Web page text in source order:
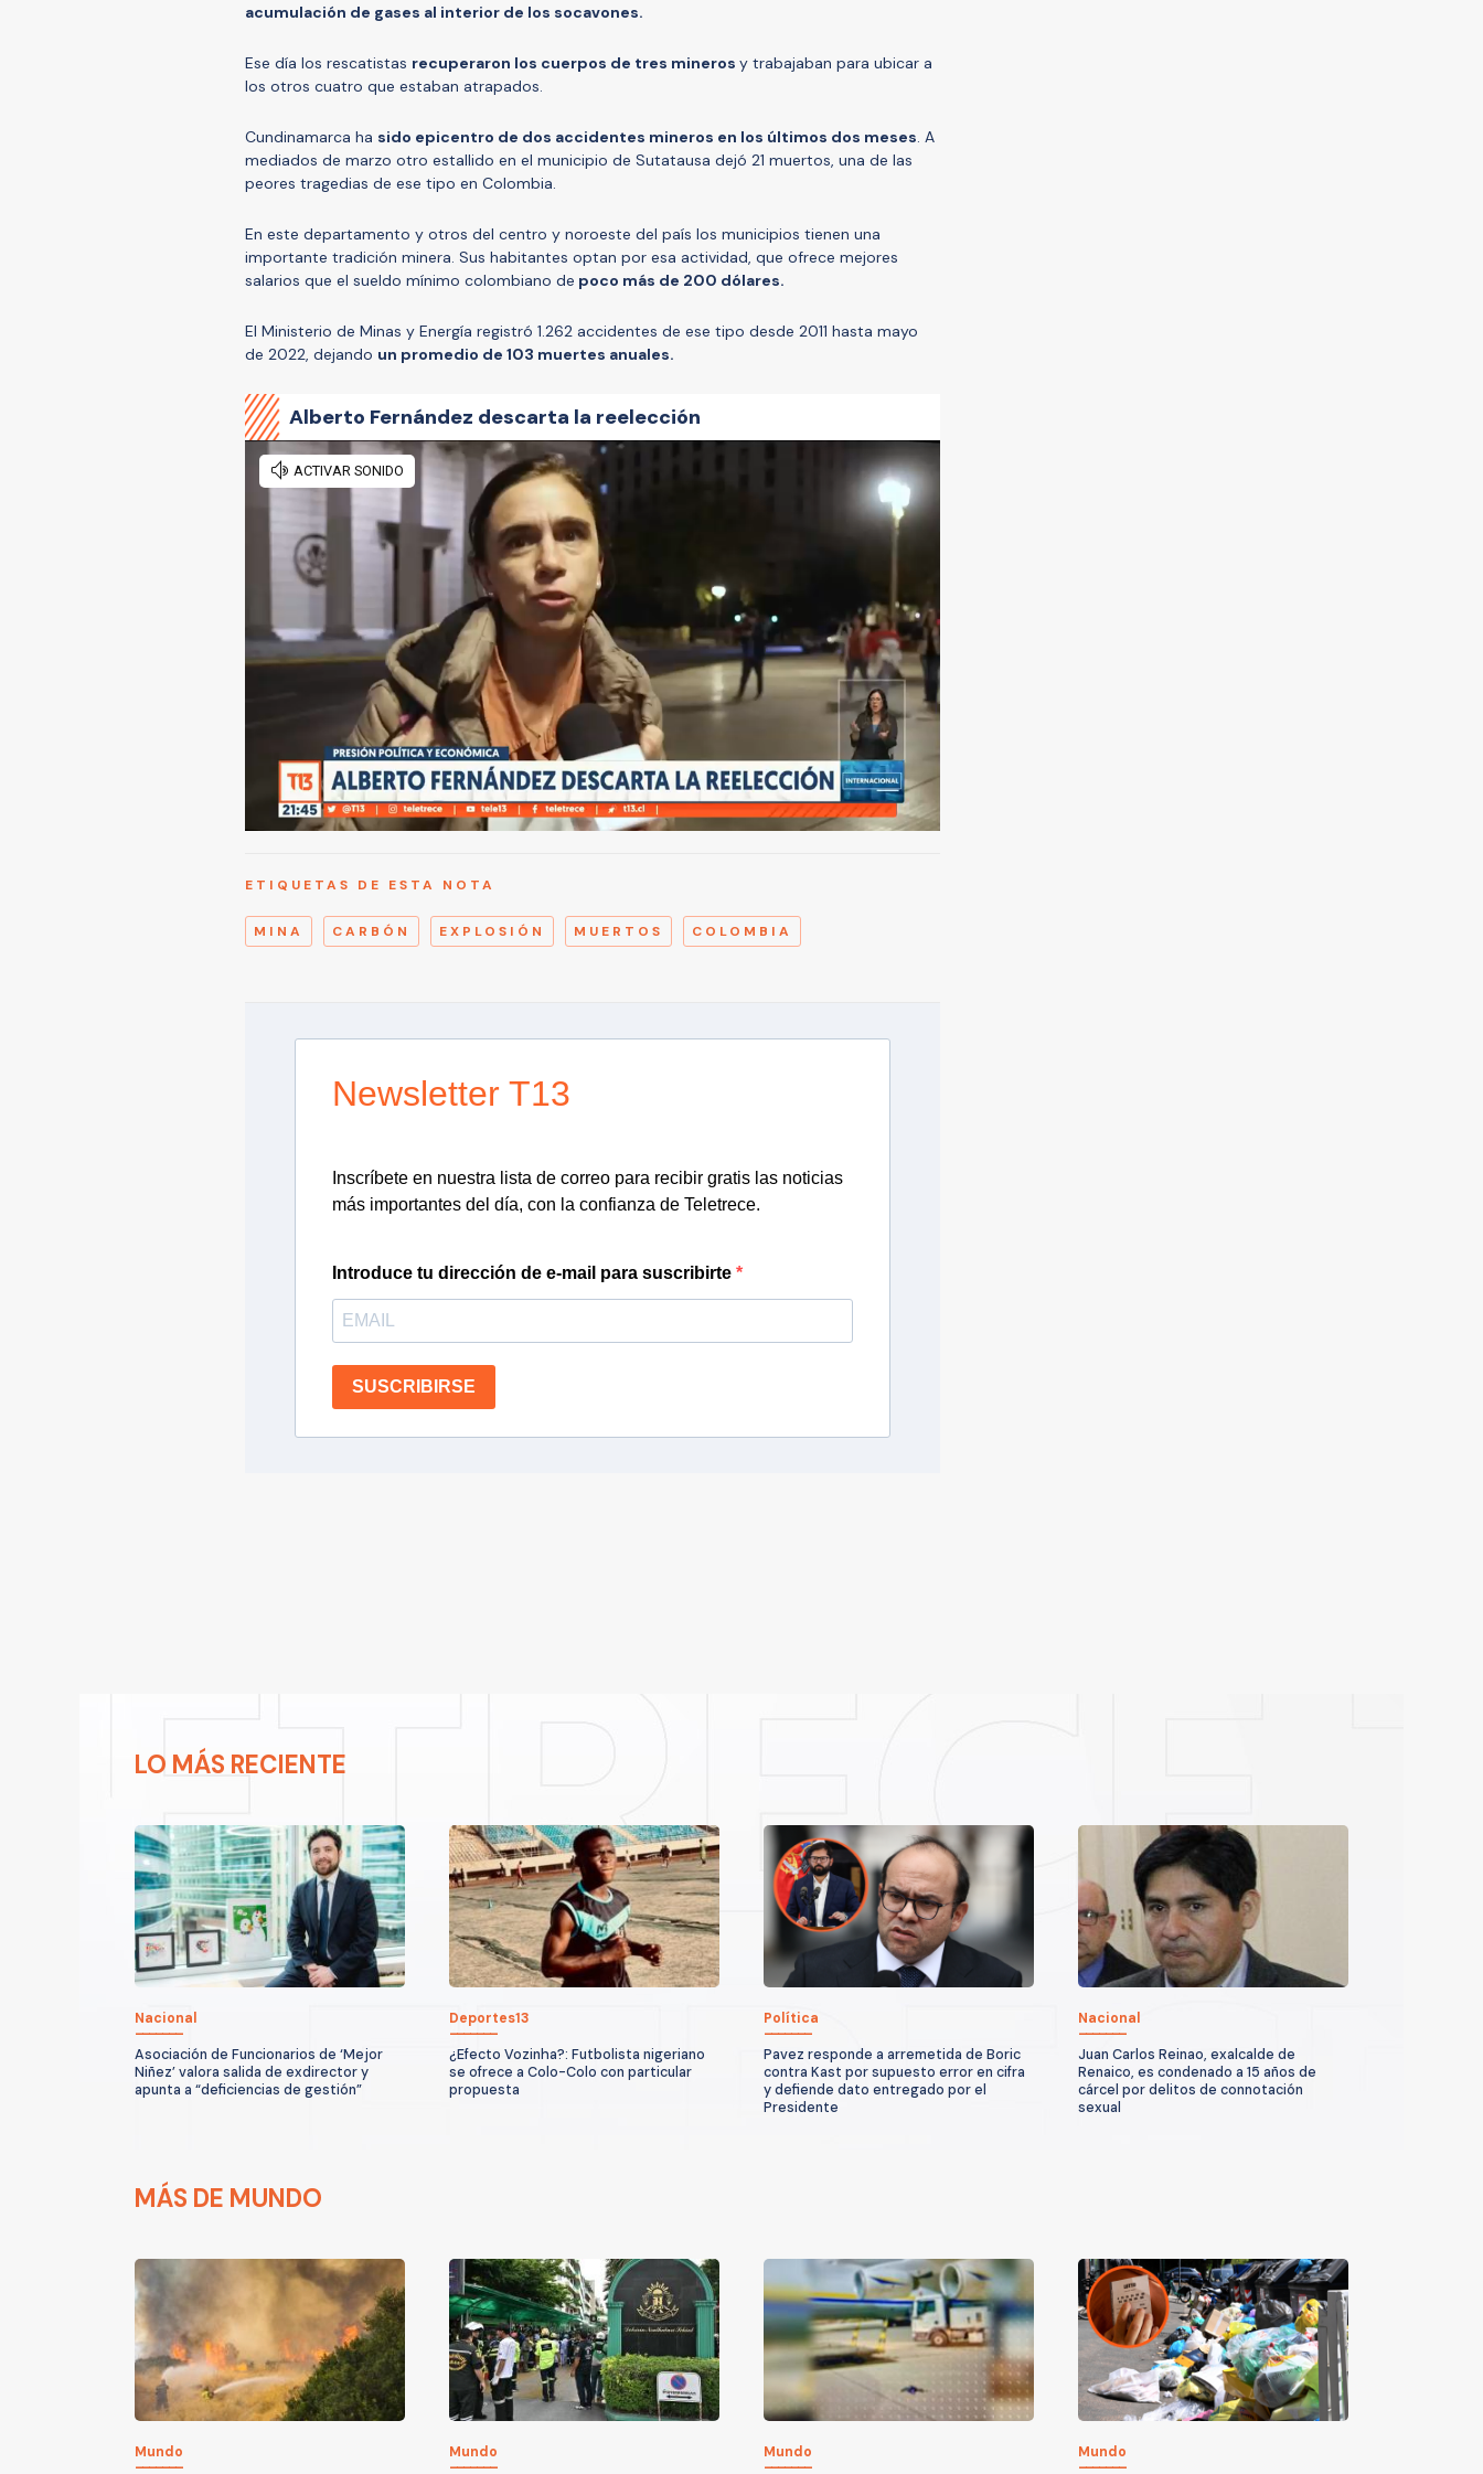
acumulación de gases al interior de los socavones.
Ese día los rescatistas recuperaron los cuerpos de tres mineros y trabajaban para ubicar a
los otros cuatro que estaban atrapados.
Cundinamarca ha sido epicentro de dos accidentes mineros en los últimos dos meses. A
mediados de marzo otro estallido en el municipio de Sutatausa dejó 21 muertos, una de las
peores tragedias de ese tipo en Colombia.
En este departamento y otros del centro y noroeste del país los municipios tienen una
importante tradición minera. Sus habitantes optan por esa actividad, que ofrece mejores
salarios que el sueldo mínimo colombiano de poco más de 200 dólares.
El Ministerio de Minas y Energía registró 1.262 accidentes de ese tipo desde 2011 hasta mayo
de 2022, dejando un promedio de 103 muertes anuales.
Alberto Fernández descarta la reelección
ETIQUETAS DE ESTA NOTA
MINA CARBÓN EXPLOSIÓN MUERTOS COLOMBIA
Newsletter T13
Inscríbete en nuestra lista de correo para recibir gratis las noticias
más importantes del día, con la confianza de Teletrece.
Introduce tu dirección de e-mail para suscribirte
SUSCRIBIRSE
LO MÁS RECIENTE
Nacional
Asociación de Funcionarios de ‘Mejor
Niñez’ valora salida de exdirector y
apunta a “deficiencias de gestión”
Deportes13
¿Efecto Vozinha?: Futbolista nigeriano
se ofrece a Colo-Colo con particular
propuesta
Política
Pavez responde a arremetida de Boric
contra Kast por supuesto error en cifra
y defiende dato entregado por el
Presidente
Nacional
Juan Carlos Reinao, exalcalde de
Renaico, es condenado a 15 años de
cárcel por delitos de connotación
sexual
MÁS DE MUNDO
Mundo Mundo Mundo Mundo